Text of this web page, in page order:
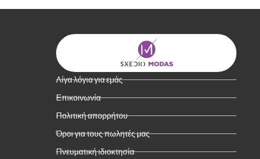
Λίγα λόγια για εμάς
Επικοινωνία
Πολιτική απορρήτου
Όροι για τους πωλητές μας
Πνευματική ιδιοκτησία